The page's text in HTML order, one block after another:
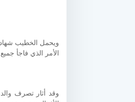
ويحمل الخطيب
الأمر الذي فاجأ
وقد أثار تصرف